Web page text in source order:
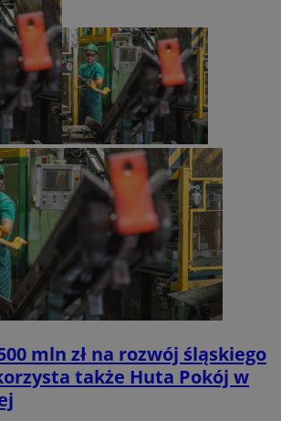
mln zł na rozwój śląskiego
także Huta Pokój w